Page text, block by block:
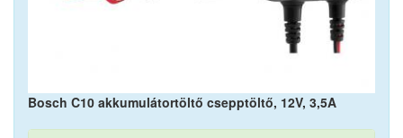
Bosch C10 akkumulátortöltő csepptöltő, 12V, 3,5A